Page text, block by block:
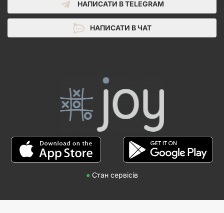
НАПИСАТИ В TELEGRAM
НАПИСАТИ В ЧАТ
● Стан сервісів